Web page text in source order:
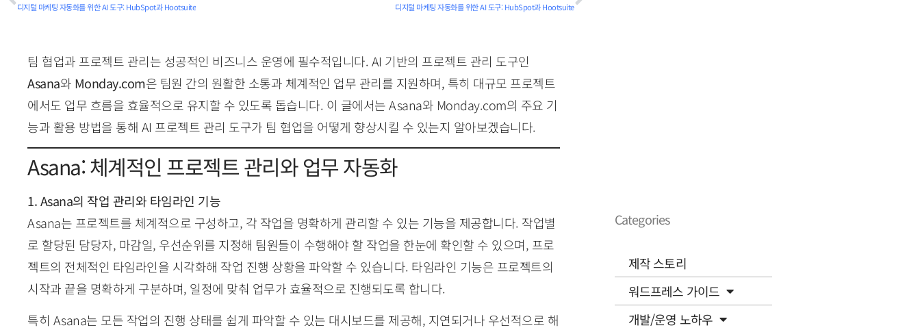
디지털 마케팅 자동화를 위한 AI 도구: HubSpot과 Hootsuite 디지털 마케팅 자동화를 위한 AI 도구: HubSpot과 Hootsuite
팀 협업과 프로젝트 관리는 성공적인 비즈니스 운영에 필수적입니다. AI 기반의 프로젝트 관리 도구인
Asana와 Monday.com은 팀원 간의 원활한 소통과 체계적인 업무 관리를 지원하며, 특히 대규모 프로젝트
에서도 업무 흐름을 효율적으로 유지할 수 있도록 돕습니다. 이 글에서는 Asana와 Monday.com의 주요 기
능과 활용 방법을 통해 AI 프로젝트 관리 도구가 팀 협업을 어떻게 향상시킬 수 있는지 알아보겠습니다.
Asana: 체계적인 프로젝트 관리와 업무 자동화
1. Asana의 작업 관리와 타임라인 기능
Asana는 프로젝트를 체계적으로 구성하고, 각 작업을 명확하게 관리할 수 있는 기능을 제공합니다. 작업별
로 할당된 담당자, 마감일, 우선순위를 지정해 팀원들이 수행해야 할 작업을 한눈에 확인할 수 있으며, 프로
젝트의 전체적인 타임라인을 시각화해 작업 진행 상황을 파악할 수 있습니다. 타임라인 기능은 프로젝트의
시작과 끝을 명확하게 구분하며, 일정에 맞춰 업무가 효율적으로 진행되도록 합니다.
특히 Asana는 모든 작업의 진행 상태를 쉽게 파악할 수 있는 대시보드를 제공해, 지연되거나 우선적으로 해
Categories
제작 스토리
워드프레스 가이드
개발/운영 노하우